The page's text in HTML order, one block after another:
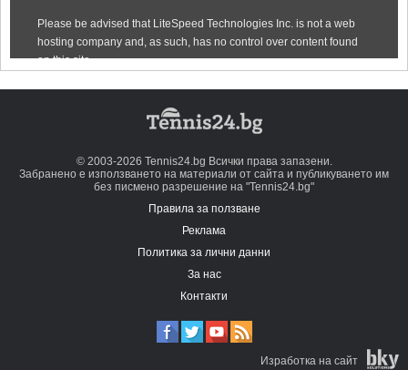
© 2003-2026 Tennis24.bg Всички права запазени.
Забранено е използването на материали от сайта и публикуването им
без писмено разрешение на "Tennis24.bg"
Правила за ползване
Реклама
Политика за лични данни
За нас
Контакти
Изработка на сайт